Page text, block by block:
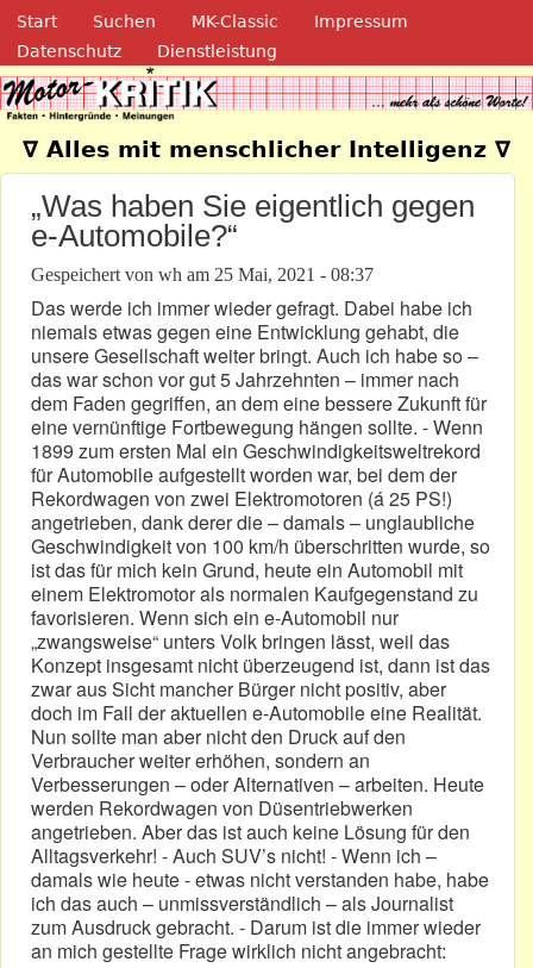
Direkt zum Inhalt
Navigation
Start Suchen MK-Classic
Impressum
Datenschutz
Dienstleistung
Motor-Kritik.de
∇ Alles mit menschlicher Intelligenz ∇
„Was haben Sie eigentlich gegen
e-Automobile?“
Gespeichert von wh am 25 Mai, 2021 - 08:37
Das werde ich immer wieder gefragt. Dabei habe ich
niemals etwas gegen eine Entwicklung gehabt, die
unsere Gesellschaft weiter bringt. Auch ich habe so –
das war schon vor gut 5 Jahrzehnten – immer nach
dem Faden gegriffen, an dem eine bessere Zukunft für
eine vernünftige Fortbewegung hängen sollte. - Wenn
1899 zum ersten Mal ein Geschwindigkeitsweltrekord
für Automobile aufgestellt worden war, bei dem der
Rekordwagen von zwei Elektromotoren (á 25 PS!)
angetrieben, dank derer die – damals – unglaubliche
Geschwindigkeit von 100 km/h überschritten wurde, so
ist das für mich kein Grund, heute ein Automobil mit
einem Elektromotor als normalen Kaufgegenstand zu
favorisieren. Wenn sich ein e-Automobil nur
„zwangsweise“ unters Volk bringen lässt, weil das
Konzept insgesamt nicht überzeugend ist, dann ist das
zwar aus Sicht mancher Bürger nicht positiv, aber
doch im Fall der aktuellen e-Automobile eine Realität.
Nun sollte man aber nicht den Druck auf den
Verbraucher weiter erhöhen, sondern an
Verbesserungen – oder Alternativen – arbeiten. Heute
werden Rekordwagen von Düsentriebwerken
angetrieben. Aber das ist auch keine Lösung für den
Alltagsverkehr! - Auch SUV’s nicht! - Wenn ich –
damals wie heute - etwas nicht verstanden habe, habe
ich das auch – unmissverständlich – als Journalist
zum Ausdruck gebracht. - Darum ist die immer wieder
an mich gestellte Frage wirklich nicht angebracht: